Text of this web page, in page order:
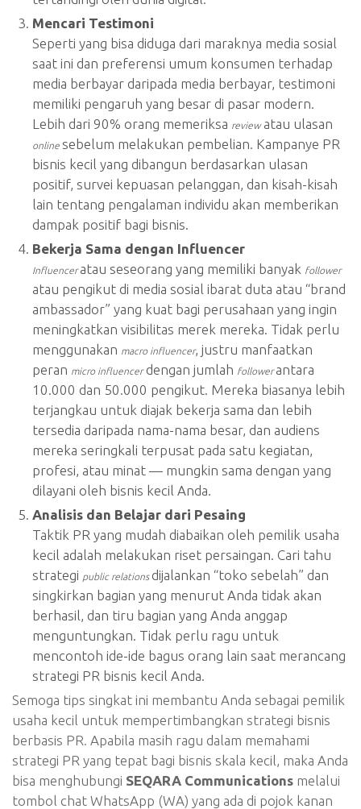
Mencari Testimoni
Seperti yang bisa diduga dari maraknya media sosial
saat ini dan preferensi umum konsumen terhadap
media berbayar daripada media berbayar, testimoni
memiliki pengaruh yang besar di pasar modern.
Lebih dari 90% orang memeriksa reviewatau ulasan
online sebelum melakukan pembelian. Kampanye PR
bisnis kecil yang dibangun berdasarkan ulasan
positif, survei kepuasan pelanggan, dan kisah-kisah
lain tentang pengalaman individu akan memberikan
dampak positif bagi bisnis.
Bekerja Sama dengan Influencer
Influenceratau seseorang yang memiliki banyak follower
atau pengikut di media sosial ibarat duta atau “brand
ambassador” yang kuat bagi perusahaan yang ingin
meningkatkan visibilitas merek mereka. Tidak perlu
menggunakan macro influencer, justru manfaatkan
peran micro influencerdengan jumlah followerantara
10.000 dan 50.000 pengikut. Mereka biasanya lebih
terjangkau untuk diajak bekerja sama dan lebih
tersedia daripada nama-nama besar, dan audiens
mereka seringkali terpusat pada satu kegiatan,
profesi, atau minat — mungkin sama dengan yang
dilayani oleh bisnis kecil Anda.
Analisis dan Belajar dari Pesaing
Taktik PR yang mudah diabaikan oleh pemilik usaha
kecil adalah melakukan riset persaingan. Cari tahu
strategi public relationsdijalankan “toko sebelah” dan
singkirkan bagian yang menurut Anda tidak akan
berhasil, dan tiru bagian yang Anda anggap
menguntungkan. Tidak perlu ragu untuk
mencontoh ide-ide bagus orang lain saat merancang
strategi PR bisnis kecil Anda.
Semoga tips singkat ini membantu Anda sebagai pemilik
usaha kecil untuk mempertimbangkan strategi bisnis
berbasis PR. Apabila masih ragu dalam memahami
strategi PR yang tepat bagi bisnis skala kecil, maka Anda
bisa menghubungi SEQARA Communications melalui
tombol chat WhatsApp (WA) yang ada di pojok kanan